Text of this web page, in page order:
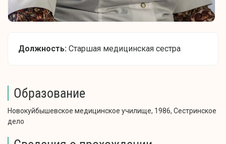
Должность: Старшая медицинская сестра
Образование
Новокуйбышевское медицинское училище, 1986, Сестринское
дело